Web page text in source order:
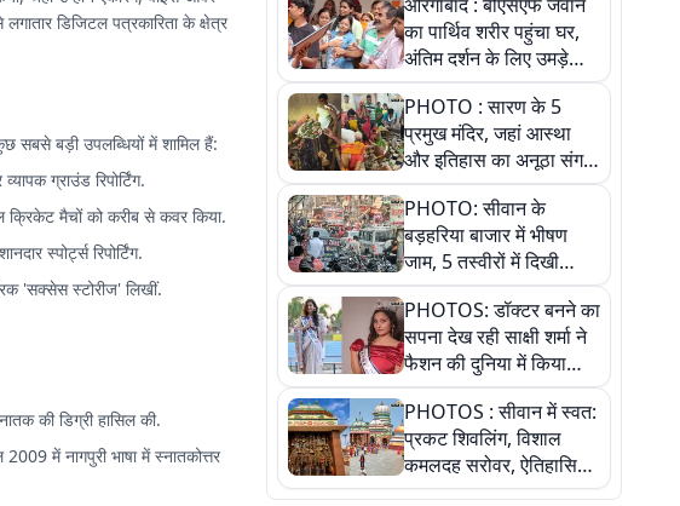
डिजिटल पत्रकारिता के क्षेत्र
सबसे बड़ी उपलब्धियों में शामिल हैं:
ग्राउंड रिपोर्टिंग.
मैचों को करीब से कवर किया.
स्पोर्ट्स रिपोर्टिंग.
'सक्सेस स्टोरीज' लिखीं.
की डिग्री हासिल की.
2009 में नागपुरी भाषा में स्नातकोत्तर
का पार्थिव शरीर पहुंचा घर,
अंतिम दर्शन के लिए उमड़े
लोग
PHOTO : सारण के 5
प्रमुख मंदिर, जहां आस्था
और इतिहास का अनूठा संगम,
तस्वीरों में जानिए
PHOTO: सीवान के
बड़हरिया बाजार में भीषण
जाम, 5 तस्वीरों में दिखी
अव्यवस्था
PHOTOS: डॉक्टर बनने का
सपना देख रही साक्षी शर्मा ने
फैशन की दुनिया में किया
कमाल,जानिए बेगूसराय की
बेटी ने कैसे दी अपने सपनों
को उड़ान
PHOTOS : सीवान में स्वत:
प्रकट शिवलिंग, विशाल
कमलदह सरोवर, ऐतिहासिक
महेंद्रनाथ मंदिर और घंटाघर